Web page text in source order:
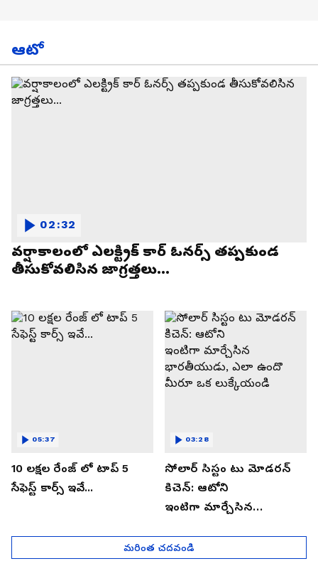
ఆటో
వర్షాకాలంలో ఎలక్ట్రిక్ కార్ ఓనర్స్ తప్పకుండ
తీసుకోవలిసిన జాగ్రత్తలు...
02:32
10 లక్షల రేంజ్ లో టాప్ 5
సేఫెస్ట్ కార్స్ ఇవే...
05:37
సోలార్ సిస్టం టు మోడరన్
కిచెన్: ఆటోని
ఇంటిగా మార్చేసిన
మీరూ ఒక లుక్కేయండి
03:28
మరింత చదవండి